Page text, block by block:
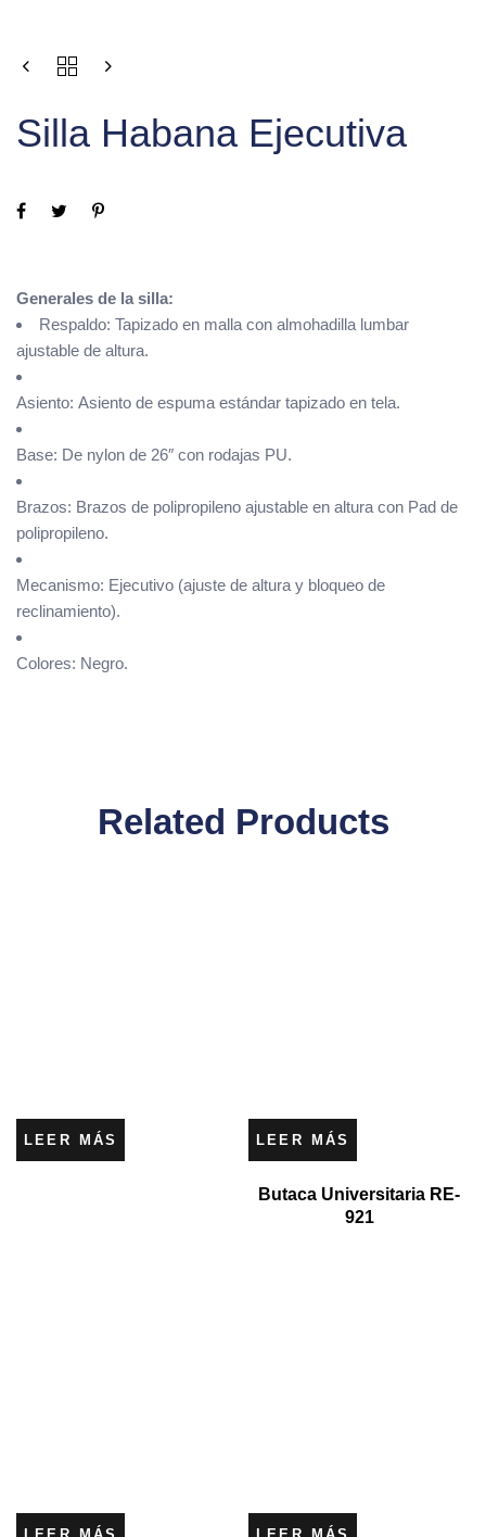
Silla Habana Ejecutiva
Generales de la silla:
Respaldo: Tapizado en malla con almohadilla lumbar
ajustable de altura.
Asiento: Asiento de espuma estándar tapizado en tela.
Base: De nylon de 26″ con rodajas PU.
Brazos: Brazos de polipropileno ajustable en altura con Pad de
polipropileno.
Mecanismo: Ejecutivo (ajuste de altura y bloqueo de
reclinamiento).
Colores: Negro.
Related Products
LEER MÁS LEER MÁS
Butaca Universitaria RE-
921